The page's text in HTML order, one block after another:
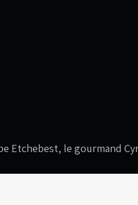
Etchebest, le gourmand